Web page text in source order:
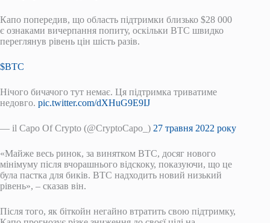
Капо попередив, що область підтримки близько $28 000
є ознаками вичерпання попиту, оскільки BTC швидко
переглянув рівень цін шість разів.
$BTC
Нічого бичачого тут немає. Ця підтримка триватиме
недовго. pic.twitter.com/dXHuG9E9IJ
— il Capo Of Crypto (@CryptoCapo_) 27 травня 2022 року
«Майже весь ринок, за винятком BTC, досяг нового
мінімуму після вчорашнього відскоку, показуючи, що це
була пастка для биків. BTC надходить новий низький
рівень», – сказав він.
Після того, як біткойн негайно втратить свою підтримку,